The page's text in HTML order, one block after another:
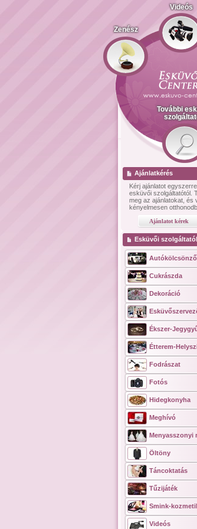
Zenész
Videós
További
Ajánlatkérés
Kérj ajánlatot
esküvői szolgáltatótól.
meg az ajánlatokat, és
kényelmesen
Esküvői
Autókölcsönző
Cukrászda
Dekoráció
Ékszer-
Étterem-
Fodrászat
Fotós
Hidegkonyha
Meghívó
Menyasszonyi
Öltöny
Táncoktatás
Tűzijáték
Smink-
Videós